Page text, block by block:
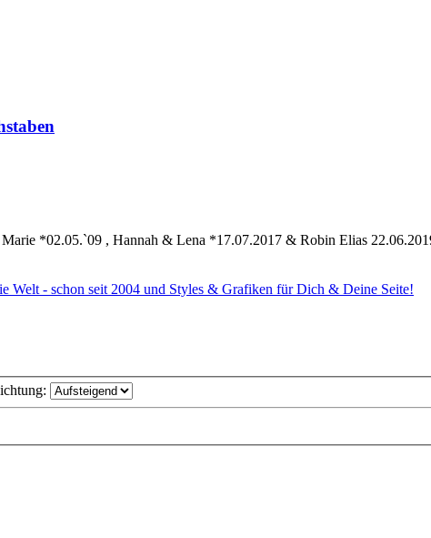
*02.05.`09 , Hannah & Lena *17.07.2017 & Robin Elias
Welt - schon seit 2004 und Styles & Grafiken für Dich & Deine Seite!